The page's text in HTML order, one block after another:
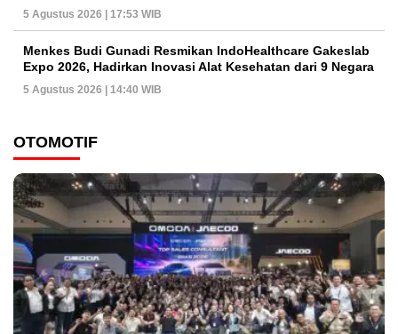
5 Agustus 2026 | 17:53 WIB
Menkes Budi Gunadi Resmikan IndoHealthcare Gakeslab
Expo 2026, Hadirkan Inovasi Alat Kesehatan dari 9 Negara
5 Agustus 2026 | 14:40 WIB
OTOMOTIF